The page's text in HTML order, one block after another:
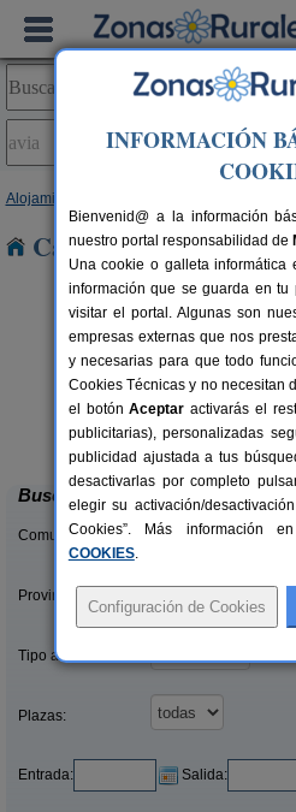
Alojamientos
Casas Rurales en Avià
El Mas de Tous
Sant Martí de Tous
Buscar
Comunidades:
Provincias/Islas:
Tipo alquiler:
Plazas:
Entrada: Salida:
INFORMACIÓN
Bienvenid@ a la información
nuestro portal responsabilidad de
Una cookie o galleta informática
información que se guarda en tu
visitar el portal. Algunas son
empresas externas que nos
y necesarias para que todo
Cookies Técnicas y no necesitan
el botónAceptar activarás el
publicitarias), personalizadas
publicidad ajustada a tus
desactivarlas por completo
elegir su activación/
Cookies”. Más información
COOKIES.